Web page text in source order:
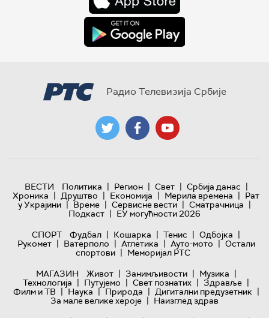
Радио Телевизија Србије
ВЕСТИ Политика | Регион | Свет | Србија данас |
Хроника | Друштво | Економија | Мерила времена | Рат
у Украјини | Време | Сервисне вести | Сматрачница |
Подкаст | ЕУ могућности 2026
СПОРТ
Фудбал | Кошарка | Тенис | Одбојка |
Рукомет | Ватерполо | Атлетика | Ауто-мото | Остали
спортови | Меморијал РТС
МАГАЗИН
Живот | Занимљивости | Музика |
Технологијa | Путујемо | Свет познатих | Здравље |
Филм и ТВ | Наука | Природа | Дигитални предузетник |
За мале велике хероје | Наизглед здрав